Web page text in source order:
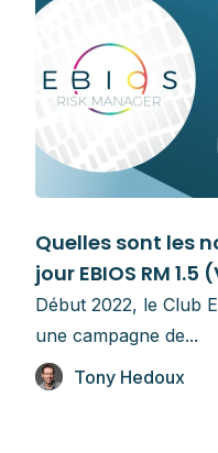
Quelles sont les
jour EBIOS RM
Début 2022, le Club
une campagne de...
Tony Hedoux